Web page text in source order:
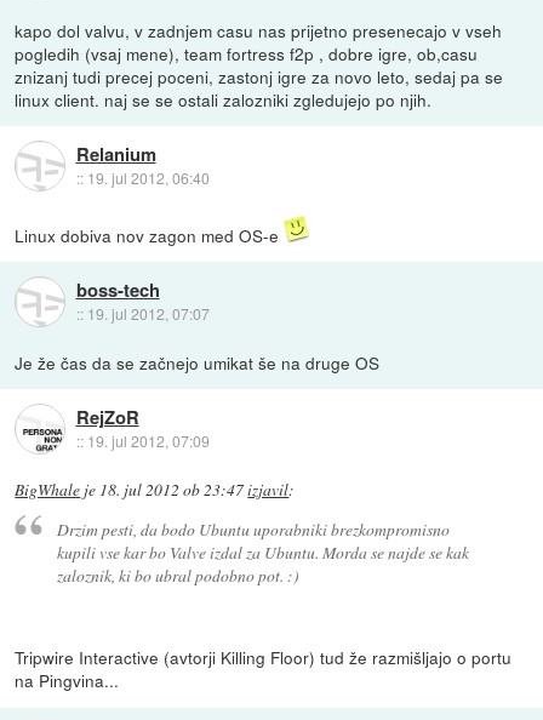
kapo dol valvu, v zadnjem casu nas prijetno presenecajo v vseh
pogledih (vsaj mene), team fortress f2p , dobre igre, ob,casu
znizanj tudi precej poceni, zastonj igre za novo leto, sedaj pa se
linux client. naj se se ostali zalozniki zgledujejo po njih.
Relanium
:: 19. jul 2012, 06:40
Linux dobiva nov zagon med OS-e
boss-tech
:: 19. jul 2012, 07:07
Je že čas da se začnejo umikat še na druge OS
RejZoR
:: 19. jul 2012, 07:09
BigWhale je 18. jul 2012 ob 23:47izjavil:
Drzim pesti, da bodo Ubuntu uporabniki brezkompromisno
kupili vse kar bo Valve izdal za Ubuntu. Morda se najde se kak
zaloznik, ki bo ubral podobno pot. :)
Tripwire Interactive (avtorji Killing Floor) tud že razmišljajo o portu
na Pingvina...